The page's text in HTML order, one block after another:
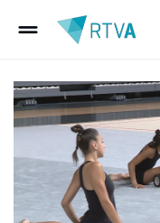
drag_handle